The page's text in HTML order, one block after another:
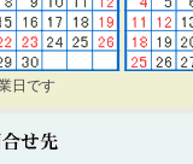
日です